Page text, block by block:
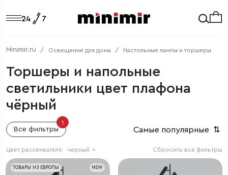
Minimir.ru Освещение для дома Настольные лампы и торшеры
Торшеры и напольные
светильники цвет плафона
чёрный
Все фильтры
1
Самые популярные ⇅
Сбросить все фильтры
Цвет рассеивателя: черный ×
NEW
ТОВАРЫ ИЗ ЕВРОПЫ